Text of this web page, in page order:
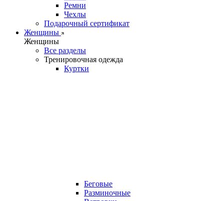
Ремни
Чехлы
Подарочный сертификат
Женщины
Женщины
Все разделы
Тренировочная одежда
Куртки
Беговые
Разминочные